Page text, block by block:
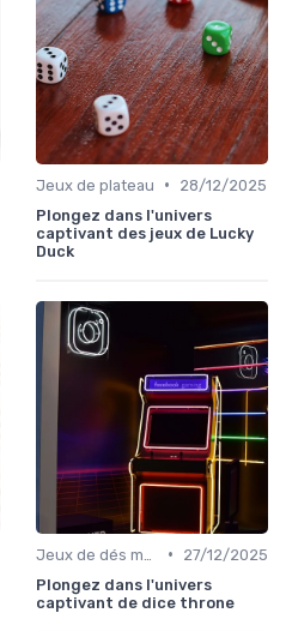
Jeux de plateau •
28/12/2025
Plongez dans l'univers
captivant des jeux de Lucky
Duck
•
27/12/2025
Plongez dans l'univers
captivant de dice throne